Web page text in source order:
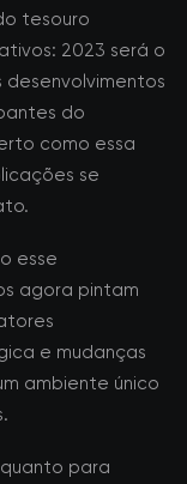
tesouro
2023 será o
desenvolvimentos
do
como essa
se
esse
agora pintam
e mudanças
ambiente único
para